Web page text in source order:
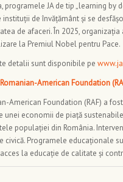
programele JA de tip „learning by
instituții de învățământ și se
de afaceri. În 2025,
la Premiul Nobel pentru Pace.
detalii sunt disponibile pe
American Foundation
American Foundation (RAF) a
unei economii de piață
populaţiei din România.
civică. Programele educaționale
la educație de calitate și